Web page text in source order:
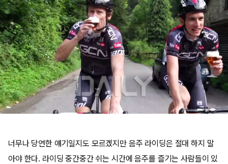
너무나 당연한 얘기일지도 모르겠지만 음주 라이딩은 절대 하지 말
아야 한다. 라이딩 중간중간 쉬는 시간에 음주를 즐기는 사람들이 있